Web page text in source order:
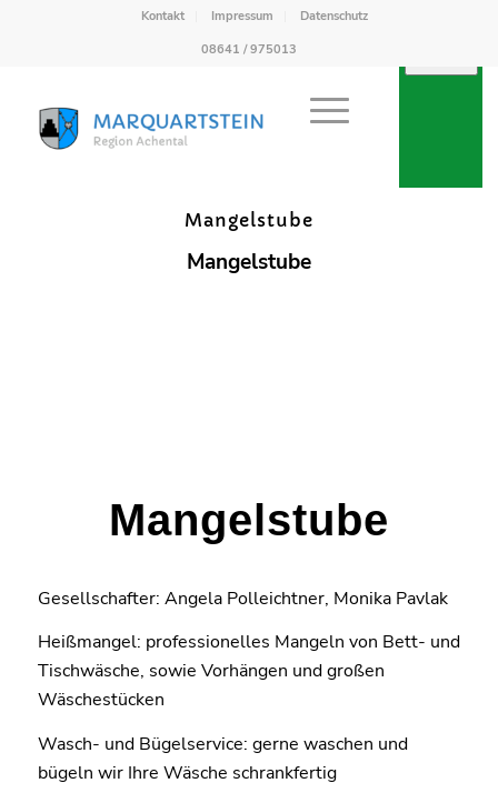
Kontakt Impressum
Datenschutz
08641 / 975013
Mangelstube
Mangelstube
Mangelstube
Gesellschafter: Angela Polleichtner, Monika Pavlak
Heißmangel: professionelles Mangeln von Bett- und
Tischwäsche, sowie Vorhängen und großen
Wäschestücken
Wasch- und Bügelservice: gerne waschen und
bügeln wir Ihre Wäsche schrankfertig